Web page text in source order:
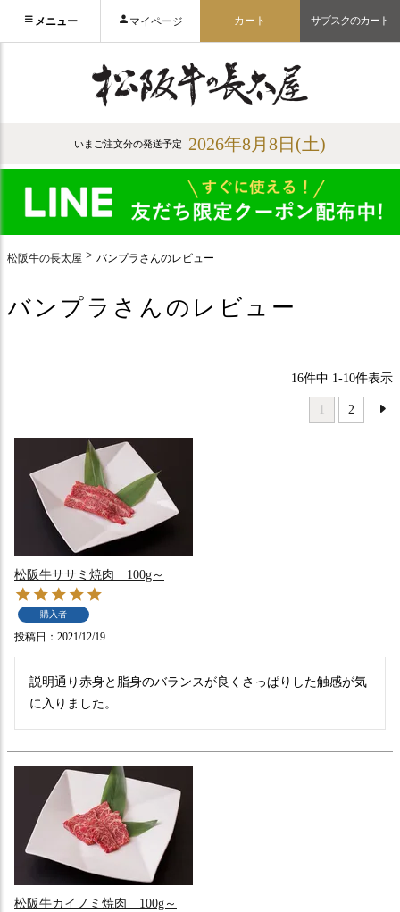
メニュー マイページ カート サブスクのカート
いまご注文分の発送予定 2026年8月8日(土)
松阪牛の長太屋 バンプラさんのレビュー
バンプラさんのレビュー
16件中 1-10件表示
1 2
松阪牛ササミ焼肉 100g～
購入者
投稿日 2021/12/19
説明通り赤身と脂身のバランスが良くさっぱりした触感が気
に入りました。
松阪牛カイノミ焼肉 100g～